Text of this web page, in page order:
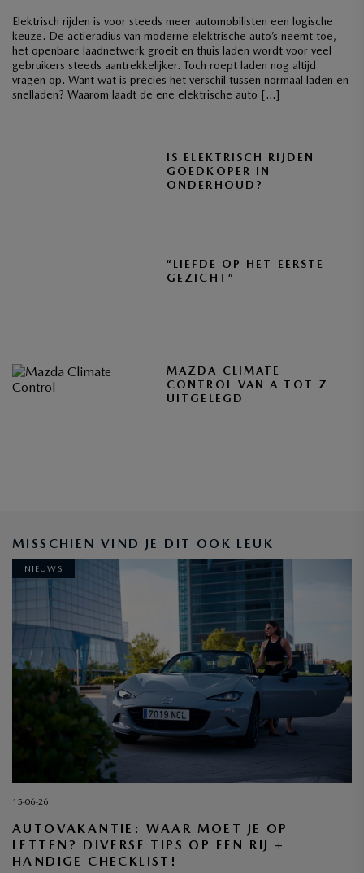
Elektrisch rijden is voor steeds meer automobilisten een logische
keuze. De actieradius van moderne elektrische auto’s neemt toe,
het openbare laadnetwerk groeit en thuis laden wordt voor veel
gebruikers steeds aantrekkelijker. Toch roept laden nog altijd
vragen op. Want wat is precies het verschil tussen normaal laden en
snelladen? Waarom laadt de ene elektrische auto […]
IS ELEKTRISCH RIJDEN
GOEDKOPER IN
ONDERHOUD?
“LIEFDE OP HET EERSTE
GEZICHT”
MAZDA CLIMATE
CONTROL VAN A TOT Z
UITGELEGD
MISSCHIEN VIND JE DIT OOK LEUK
NIEUWS
15-06-26
AUTOVAKANTIE: WAAR MOET JE OP
LETTEN? DIVERSE TIPS OP EEN RIJ +
HANDIGE CHECKLIST!